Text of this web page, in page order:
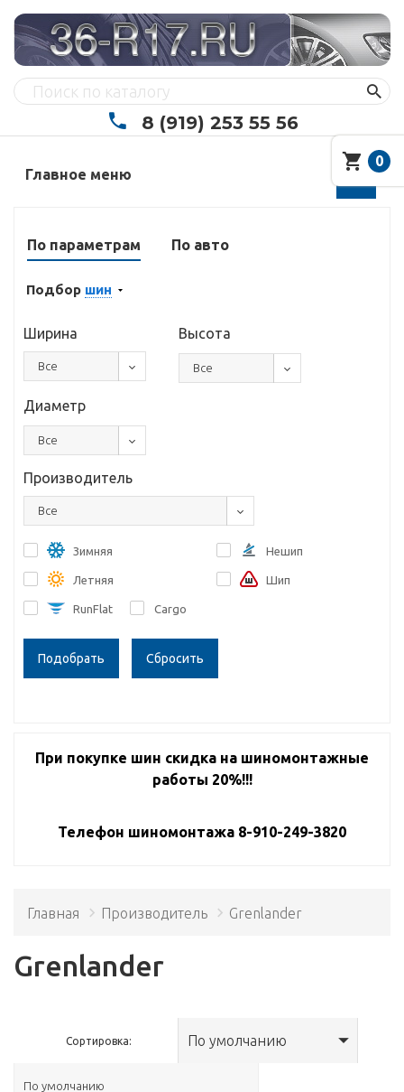
8 (919) 253 55 56
Главное меню
По параметрам По авто
Подбор шин
Ширина
Все
Высота
Все
Диаметр
Все
Производитель
Все
Зимняя
Летняя
RunFlat Cargo
Нешип
Шип
Сбросить
При покупке шин скидка на шиномонтажные
работы 20%!!!
Телефон шиномонтажа 8-910-249-3820
Главная Производитель Grenlander
Grenlander
Сортировка: По умолчанию
0